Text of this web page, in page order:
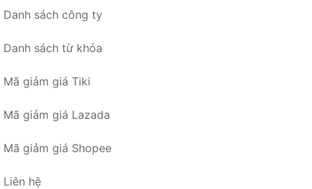
Danh sách công ty
Danh sách từ khóa
Mã giảm giá Tiki
Mã giảm giá Lazada
Mã giảm giá Shopee
Liên hệ